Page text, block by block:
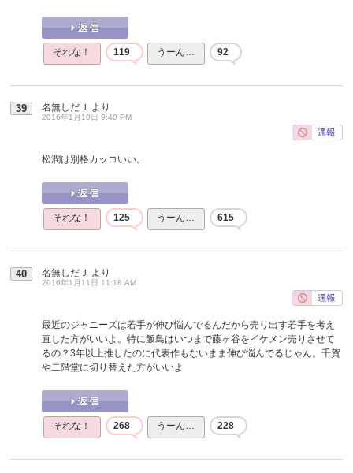
それな！ 119 うーん… 92
39 名無しだＪ より
2016年1月10日 9:40 PM
松潤は別格カッコいい。
それな！ 125 うーん… 615
40 名無しだＪ より
2016年1月11日 11:18 AM
最近のジャニーズは若手が伸び悩んでるんだから売り出す若手を考え
直した方がいいよ。特に飯島はいつまで藤ヶ谷をイケメン売りさせて
るの？3年以上推したのに代表作もないまま伸び悩んでるじゃん。千賀
や二階堂に切り替えた方がいいよ
それな！ 268 うーん… 228